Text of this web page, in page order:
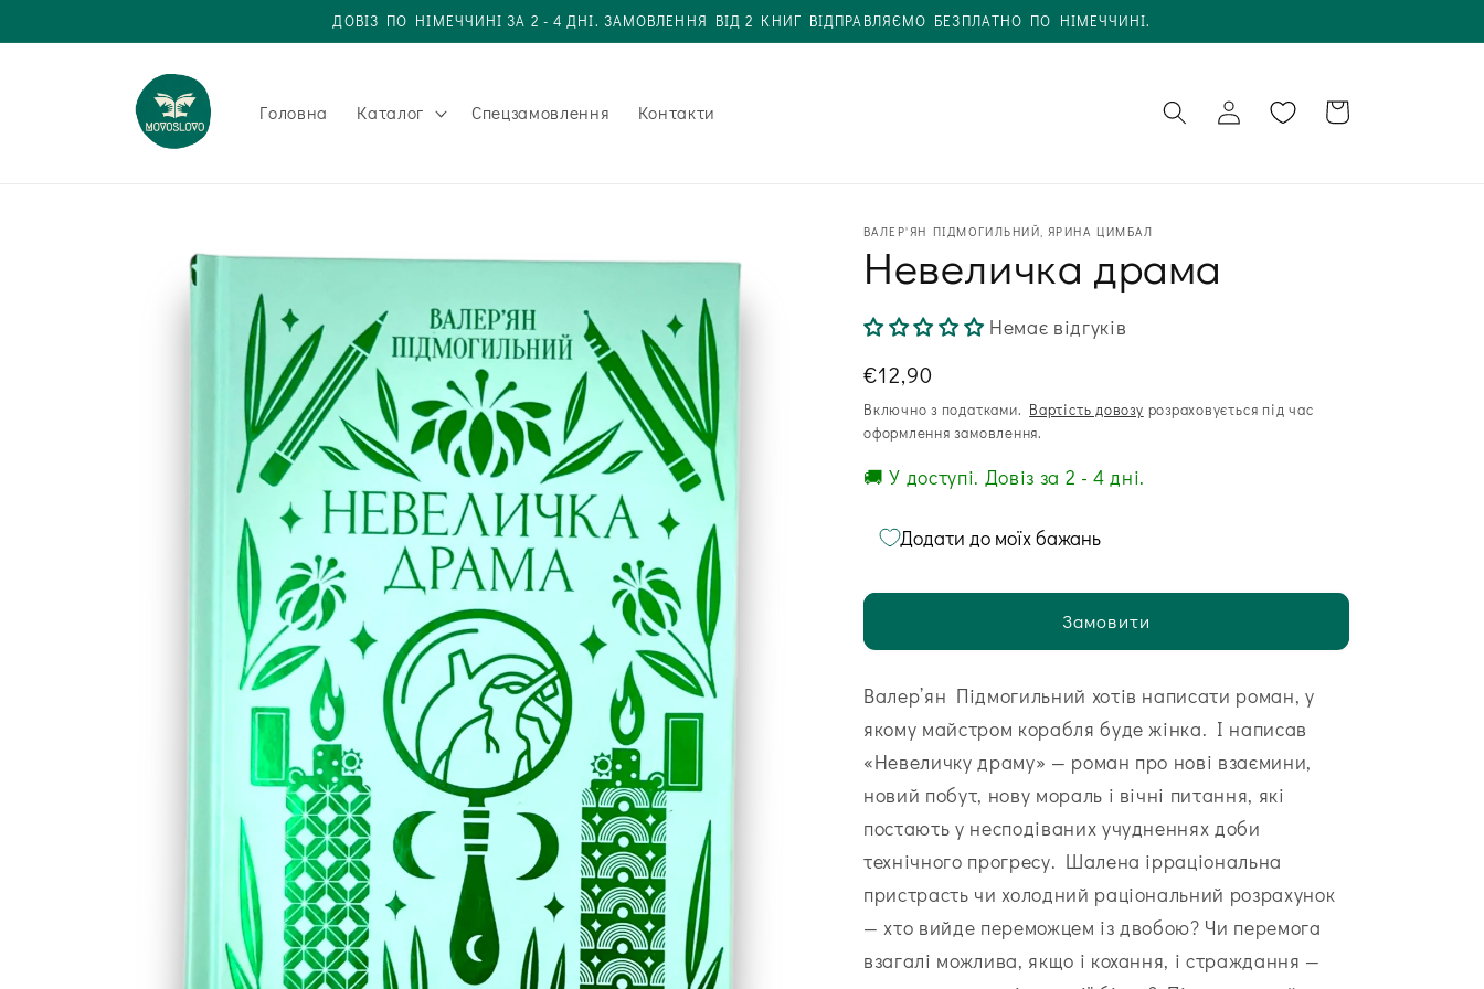
вмісту
ДОВІЗ ПО НІМЕЧЧИНІ ЗА 2 - 4 ДНІ. ЗАМОВЛЕННЯ ВІД 2 КНИГ ВІДПРАВЛЯЄМО БЕЗПЛАТНО ПО НІМЕЧЧИНІ.
Головна Каталог Спецзамовлення Контакти
обліковий
Кошик
інформації
про товар
ВАЛЕР'ЯН ПІДМОГИЛЬНИЙ, ЯРИНА ЦИМБАЛ
Невеличка драма
Немає відгуків
Звична
ціна
€12,90
Включно з податками. Вартість довозу розраховується під час
оформлення замовлення.
🚚 У доступі. Довіз за 2 - 4 дні.
Додати до моїх бажань
Замовити
Валер’ян Підмогильний хотів написати роман, у
якому майстром корабля буде жінка. І написав
«Невеличку драму» — роман про нові взаємини,
новий побут, нову мораль і вічні питання, які
постають у несподіваних учудненнях доби
технічного прогресу. Шалена ірраціональна
пристрасть чи холодний раціональний розрахунок
— хто вийде переможцем із двобою? Чи перемога
взагалі можлива, якщо і кохання, і страждання —